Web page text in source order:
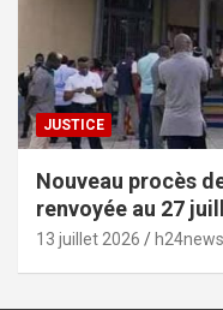
JUSTICE
Nouveau procès
renvoyée au 27
13 juillet 2026 h24news